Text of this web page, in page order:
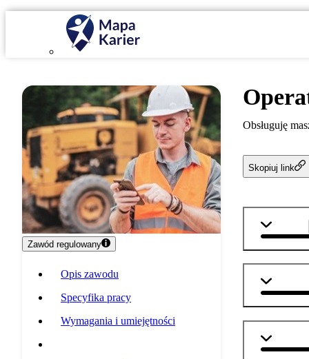
Zawód regulowany
Opis zawodu
Specyfika pracy
Wymagania i umiejętności
Obsługuję
Skopiuj link